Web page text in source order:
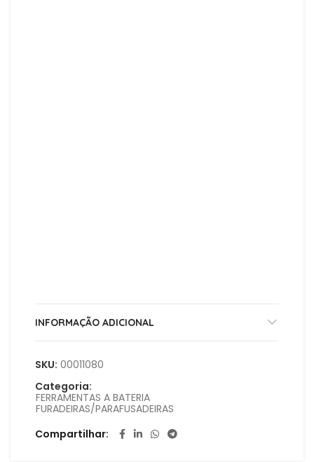
INFORMAÇÃO ADICIONAL
SKU: 00011080
Categoria:
FERRAMENTAS A BATERIA
FURADEIRAS/PARAFUSADEIRAS
Compartilhar